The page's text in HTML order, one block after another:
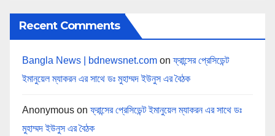
Recent Comments
Bangla News | bdnewsnet.com onফ্রান্সের প্রেসিডেন্ট
ইমানুয়েল ম্যাকরন এর সাথে ডঃ মুহাম্মদ ইউনুস এর বৈঠক
Anonymous onফ্রান্সের প্রেসিডেন্ট ইমানুয়েল ম্যাকরন এর সাথে ডঃ
মুহাম্মদ ইউনুস এর বৈঠক